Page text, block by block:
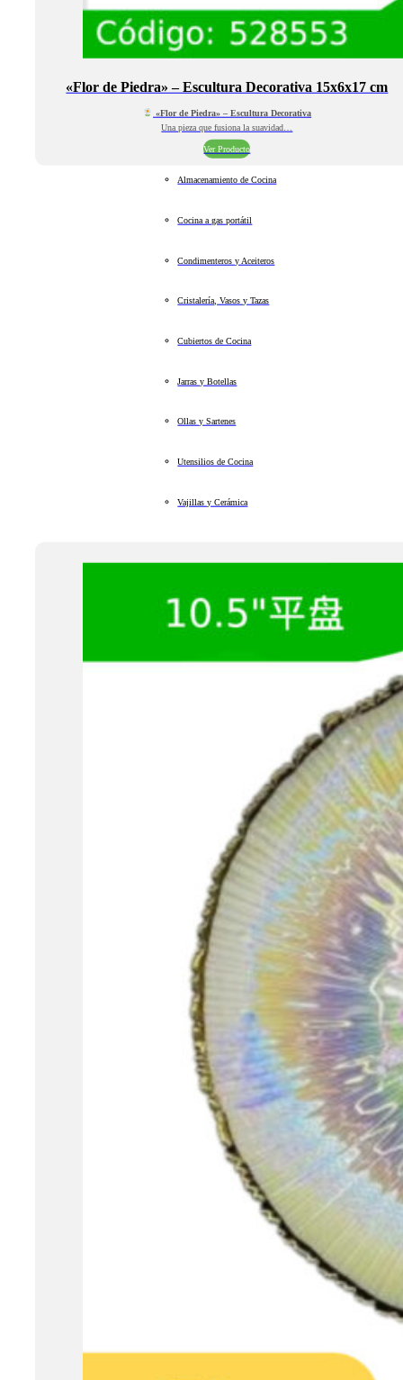
«Flor de Piedra» – Escultura Decorativa 15x6x17 cm
«Flor de Piedra» – Escultura Decorativa
Una pieza que fusiona la suavidad…
Ver Producto
Almacenamiento de Cocina
Cocina a gas portátil
Condimenteros y Aceiteros
Cristalería, Vasos y Tazas
Cubiertos de Cocina
Jarras y Botellas
Ollas y Sartenes
Utensilios de Cocina
Vajillas y Cerámica